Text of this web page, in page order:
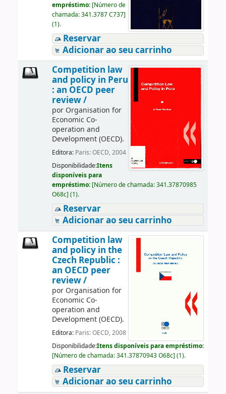
empréstimo: [Número de
chamada:341.3787 C737]
(1).
Reservar
Adicionar ao seu carrinho
Competition law
and policy in Peru
: an OECD peer
review /
por Organisation for
Economic Co-
operation and
Development (OECD).
Editora: Paris: OECD, 2004
Disponibilidade:Itens
disponíveis para
empréstimo: [Número de chamada:341.37870985
O68c] (1).
Reservar
Adicionar ao seu carrinho
Competition law
and policy in the
Czech Republic :
an OECD peer
review /
por Organisation for
Economic Co-
operation and
Development (OECD).
Editora: Paris: OECD, 2008
Disponibilidade:Itens disponíveis para empréstimo:
[Número de chamada:341.37870943 O68c] (1).
Reservar
Adicionar ao seu carrinho